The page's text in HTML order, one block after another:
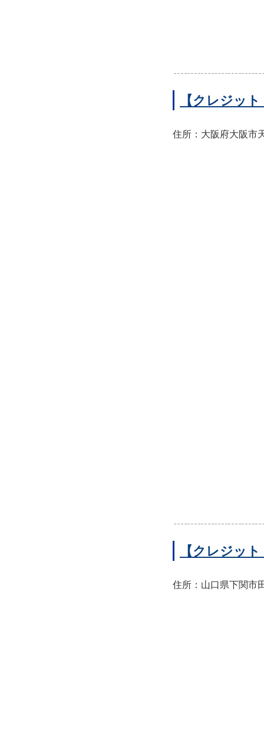
【クレジッ
住所：大阪府大阪市
【クレジッ
住所：山口県下関市